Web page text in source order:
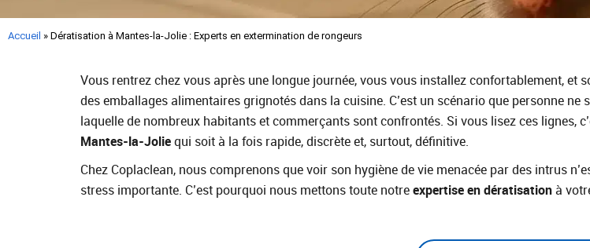
Accueil » Dératisation à Mantes-la-Jolie : Experts en extermination de rongeurs
Vous rentrez chez vous après une longue journée, vous vous installez confortablement,
des emballages alimentaires grignotés dans la cuisine. C’est un scénario que personne
laquelle de nombreux habitants et commerçants sont confrontés. Si vous lisez ces lignes,
Mantes-la-Joliequi soit à la fois rapide, discrète et, surtout, définitive.
Chez Coplaclean, nous comprenons que voir son hygiène de vie menacée par des intrus
stress importante. C’est pourquoi nous mettons toute notreexpertise en dératisationà